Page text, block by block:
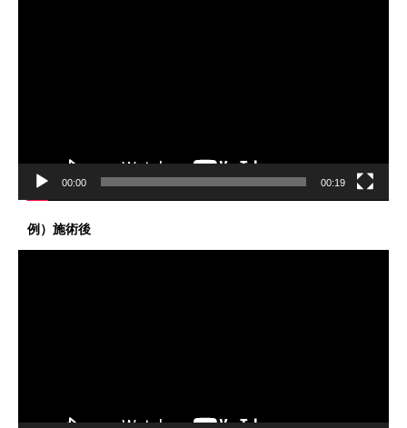
00:00 00:19
例）施術後